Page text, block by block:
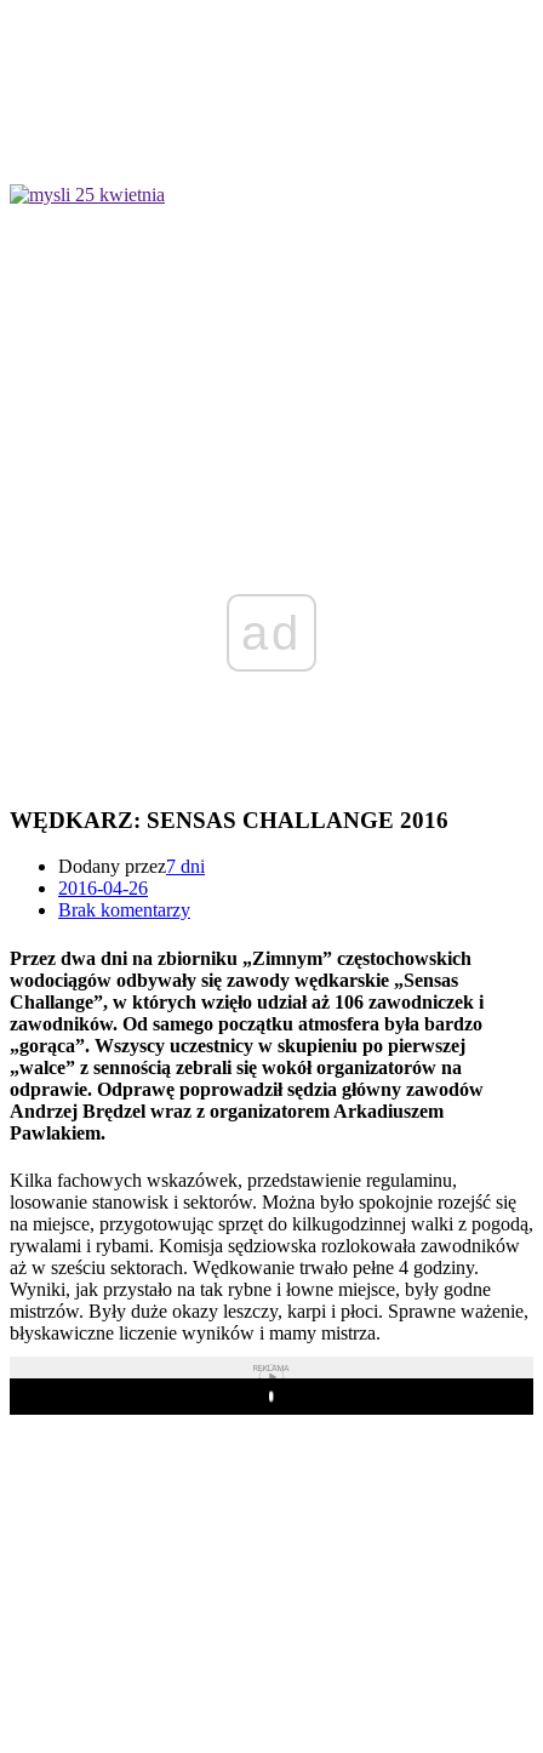
ad
WĘDKARZ: SENSAS CHALLANGE 2016
Dodany przez7 dni
2016-04-26
Brak komentarzy
Przez dwa dni na zbiorniku „Zimnym” częstochowskich
wodociągów odbywały się zawody wędkarskie „Sensas
Challange”, w których wzięło udział aż 106 zawodniczek i
zawodników. Od samego początku atmosfera była bardzo
„gorąca”. Wszyscy uczestnicy w skupieniu po pierwszej
„walce” z sennością zebrali się wokół organizatorów na
odprawie. Odprawę poprowadził sędzia główny zawodów
Andrzej Brędzel wraz z organizatorem Arkadiuszem
Pawlakiem.
Kilka fachowych wskazówek, przedstawienie regulaminu,
losowanie stanowisk i sektorów. Można było spokojnie rozejść się
na miejsce, przygotowując sprzęt do kilkugodzinnej walki z pogodą,
rywalami i rybami. Komisja sędziowska rozlokowała zawodników
aż w sześciu sektorach. Wędkowanie trwało pełne 4 godziny.
Wyniki, jak przystało na tak rybne i łowne miejsce, były godne
mistrzów. Były duże okazy leszczy, karpi i płoci. Sprawne ważenie,
błyskawiczne liczenie wyników i mamy mistrza.
REKLAMA
Play